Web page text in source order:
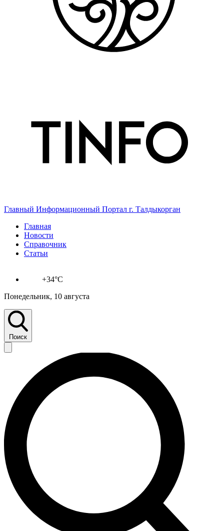
Главный Информационный Портал г. Талдыкорган
Главная
Новости
Справочник
Статьи
+34°C
Понедельник, 10 августа
Поиск